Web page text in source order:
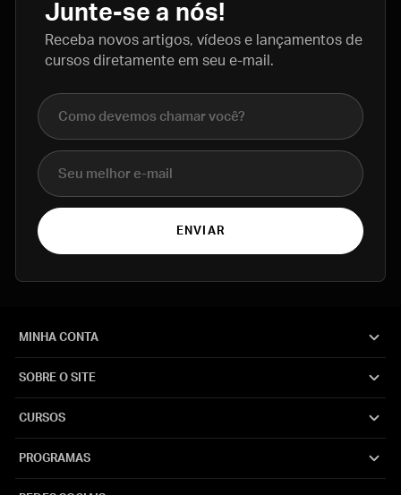
Junte-se a nós!
Receba novos artigos, vídeos e lançamentos de
cursos diretamente em seu e-mail.
Nome completo
E-mail
ENVIAR
MINHA CONTA
SOBRE O SITE
CURSOS
PROGRAMAS